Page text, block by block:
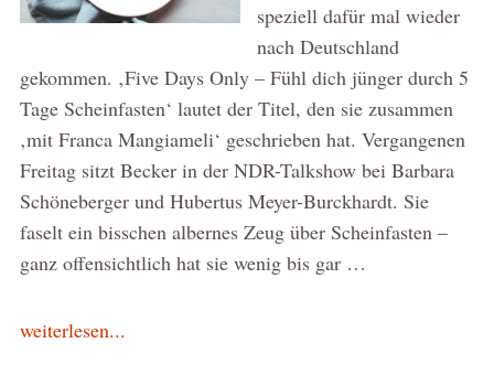
speziell dafür mal wieder
nach Deutschland
gekommen. ‚Five Days Only – Fühl dich jünger durch 5
Tage Scheinfasten‘ lautet der Titel, den sie zusammen
‚mit Franca Mangiameli‘ geschrieben hat. Vergangenen
Freitag sitzt Becker in der NDR-Talkshow bei Barbara
Schöneberger und Hubertus Meyer-Burckhardt. Sie
faselt ein bisschen albernes Zeug über Scheinfasten –
ganz offensichtlich hat sie wenig bis gar …
weiterlesen...